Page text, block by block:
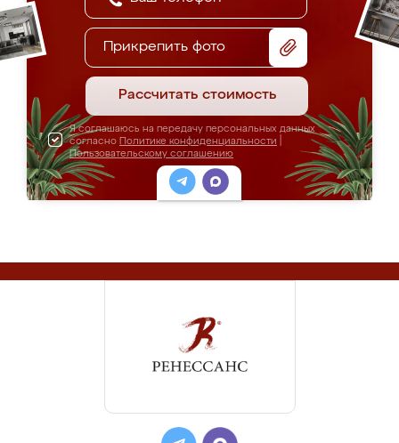
Прикрепить фото
Рассчитать стоимость
Я соглашаюсь на передачу персональных данных
согласно Политике конфиденциальности
Пользовательскому соглашению